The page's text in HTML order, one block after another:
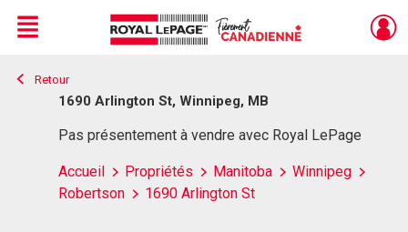
Live
En Direct
Menu
Retour
1690 Arlington St, Winnipeg, MB
Pas présentement à vendre avec Royal LePage
Accueil Propriétés Manitoba
Winnipeg
Robertson
1690 Arlington St